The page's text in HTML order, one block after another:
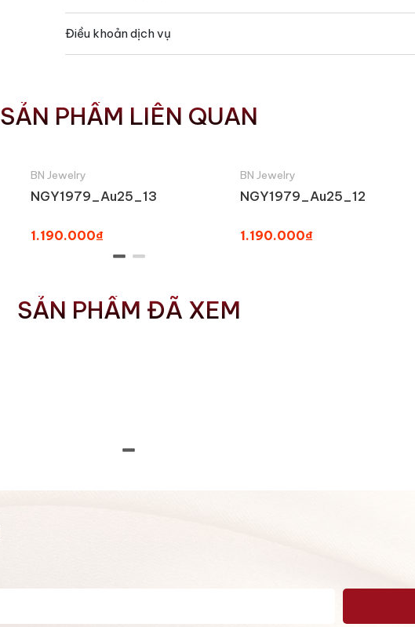
Điều khoản dịch vụ
SẢN PHẨM LIÊN QUAN
BN Jewelry
NGY1979_Au25_13
1.190.000₫
BN Jewelry
NGY1979_Au25_12
1.190.000₫
SẢN PHẨM ĐÃ XEM